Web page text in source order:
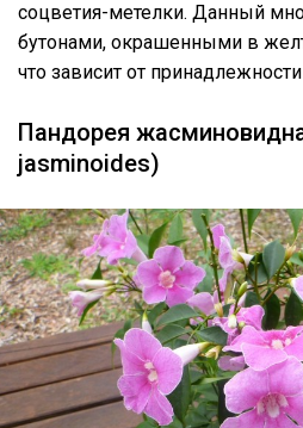
соцветия-метелки. Данный
бутонами, окрашенными в
что зависит от принадлежности
Пандорея
jasminoides)